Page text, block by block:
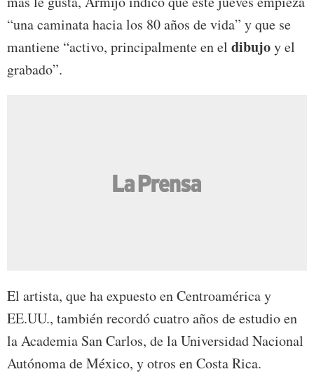
“una caminata hacia los 80 años de vida” y que se
mantiene “activo, principalmente en el dibujoy el
grabado”.
El artista, que ha expuesto en Centroamérica y
EE.UU., también recordó cuatro años de estudio en
la Academia San Carlos, de la Universidad Nacional
Autónoma de México, y otros en Costa Rica.